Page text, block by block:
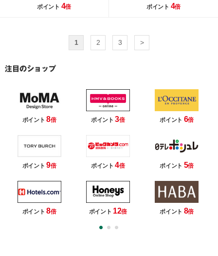
ポイント 4倍 ポイント 4倍
1 2 3 >
ポイント8倍 ポイント3倍 ポイント 6倍
ポイント9倍 ポイント4倍 ポイント 5倍
ポイント8倍 ポイント 12倍 ポイント 8倍